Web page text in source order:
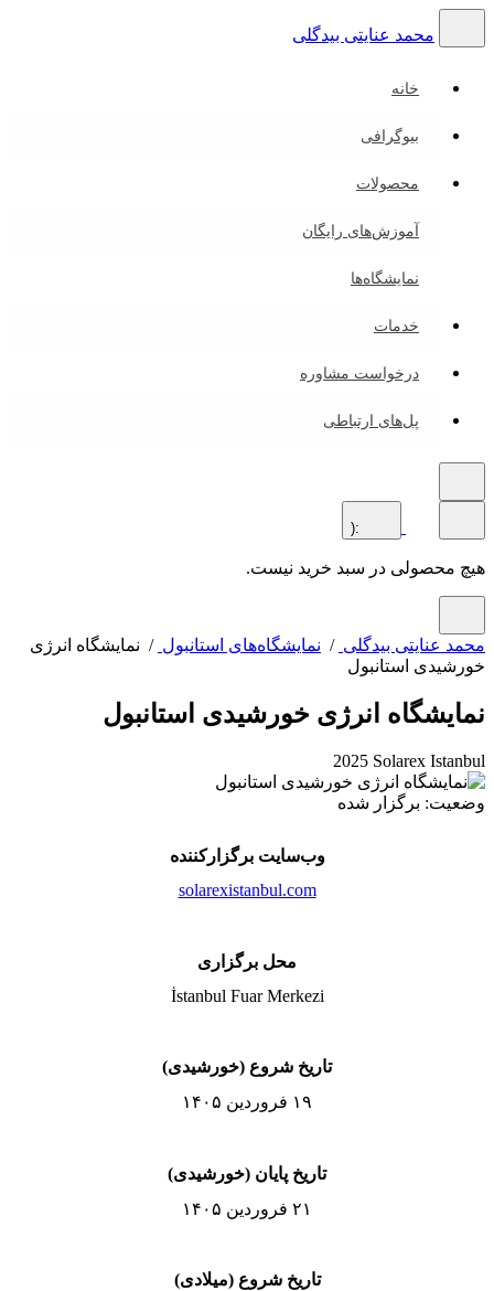
محمد عنایتی بیدگلی
خانه
بیوگرافی
محصولات
آموزش‌های رایگان
نمایشگاه‌ها
خدمات
درخواست مشاوره
پل‌های ارتباطی
محصولی در سبد خرید نیست.
عنایتی بیدگلی/نمایشگاه‌های استانبول/ نمایشگاه انرژی
استانبول
انرژی خورشیدی استانبول
2025 Solarex
برگزار شده
وب‌سایت برگزارکننده
solarexistanbul.com
محل برگزاری
İstanbul Fuar Merkezi
تاریخ شروع (خورشیدی)
تاریخ پایان (خورشیدی)
تاریخ شروع (میلادی)